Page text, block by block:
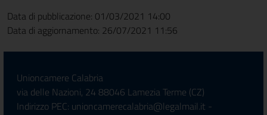
Data di pubblicazione: 01/03/2021 14:00
Data di aggiornamento: 26/07/2021 11:56
Unioncamere Calabria
via delle Nazioni, 24 88046 Lamezia Terme (CZ)
Indirizzo PEC: unioncamerecalabria@legalmail.it -